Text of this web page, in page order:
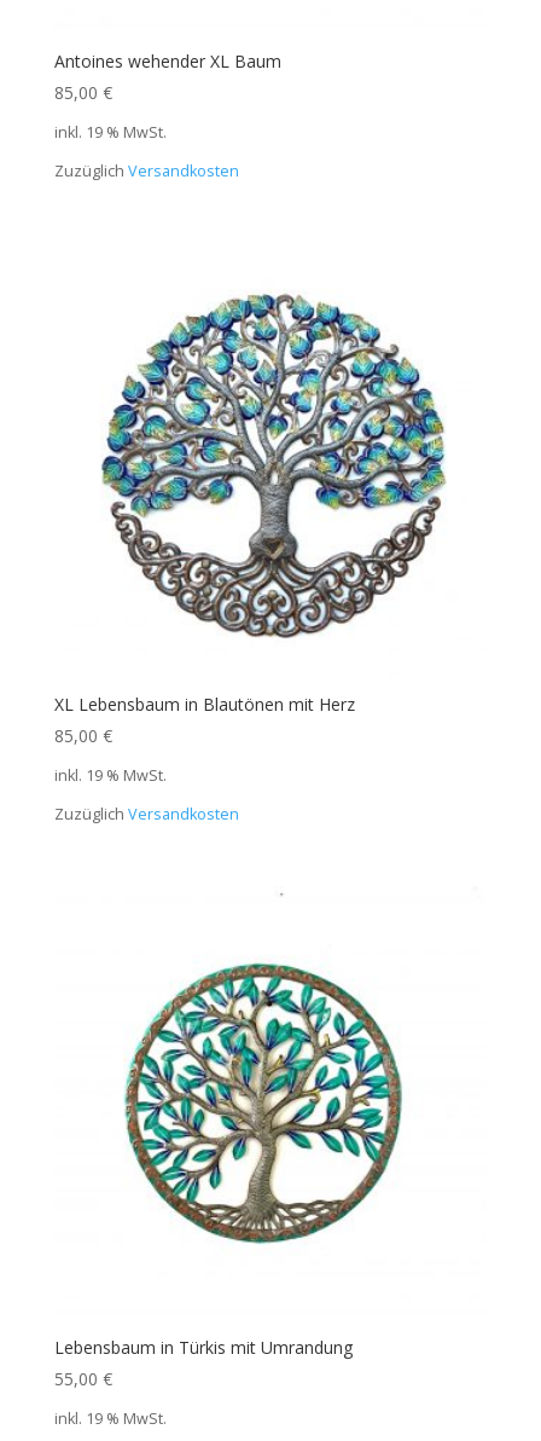
Antoines wehender XL Baum
85,00 €
inkl. 19 % MwSt.
Zuzüglich Versandkosten
XL Lebensbaum in Blautönen mit Herz
85,00 €
inkl. 19 % MwSt.
Zuzüglich Versandkosten
Lebensbaum in Türkis mit Umrandung
55,00 €
inkl. 19 % MwSt.